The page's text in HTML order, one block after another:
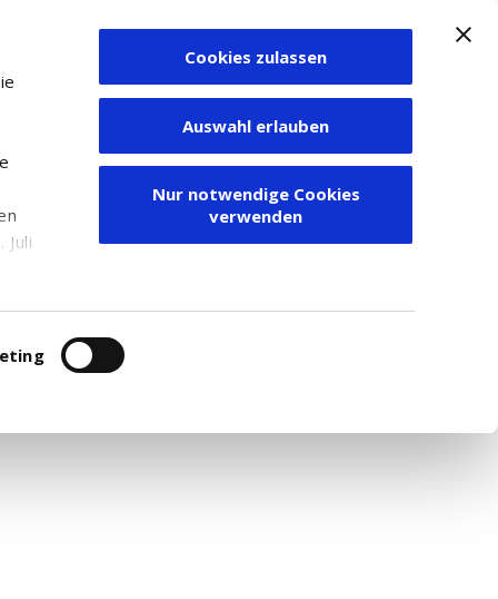
Juli
Cookies zulassen
Auswahl erlauben
Nur notwendige Cookies
verwenden
Zum Depot